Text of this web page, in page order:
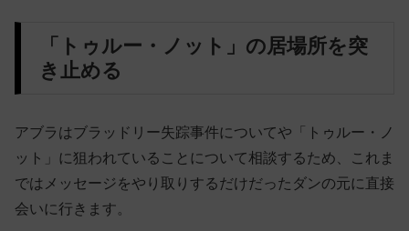
「トゥルー・ノット」の居場所を突
き止める
アブラはブラッドリー失踪事件についてや「トゥルー・ノ
ット」に狙われていることについて相談するため、これま
ではメッセージをやり取りするだけだったダンの元に直接
会いに行きます。